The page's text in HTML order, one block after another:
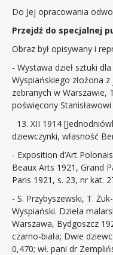
Do Jej opracowania
Przejdź do specjalnej
Obraz był opisywany i
- Wystawa dzieł sztuki
Wyspiańskiego złożona
zebranych w Warszawie,
poświęcony
13. XII 1914
dziewczynki, własność
- Exposition d’Art
Beaux Arts 1921, Grand
Paris 1921, s. 23, nr kat.
- S. Przybyszewski, T.
Wyspiański. Dzieła
Warszawa, Bydgoszcz
czarno-biała; Dwie
0,470; wł. pani dr